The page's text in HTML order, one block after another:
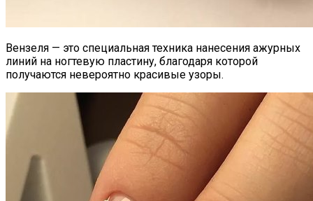
Вензеля — это специальная техника нанесения ажурных
линий на ногтевую пластину, благодаря которой
получаются невероятно красивые узоры.